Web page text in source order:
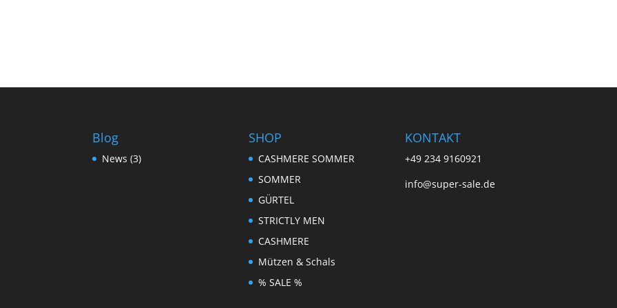
Blog
News (3)
SHOP
CASHMERE SOMMER
SOMMER
GÜRTEL
STRICTLY MEN
CASHMERE
Mützen & Schals
% SALE %
KONTAKT
+49 234 9160921
info@super-sale.de